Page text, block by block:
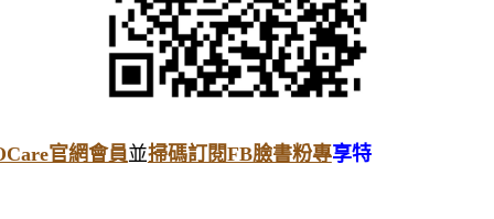
官網會員並掃碼訂閱FB臉書粉專享特